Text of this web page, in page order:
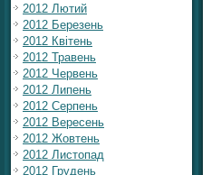
2012 Лютий
2012 Березень
2012 Квітень
2012 Травень
2012 Червень
2012 Липень
2012 Серпень
2012 Вересень
2012 Жовтень
2012 Листопад
2012 Грудень